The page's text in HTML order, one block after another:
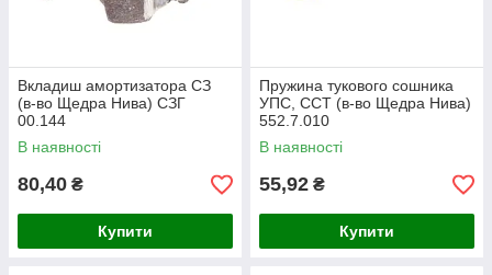
Вкладиш амортизатора СЗ
(в-во Щедра Нива) СЗГ
00.144
В наявності
80,40 ₴
Купити
Пружина тукового сошника
УПС, ССТ (в-во Щедра Нива)
552.7.010
В наявності
55,92 ₴
Купити